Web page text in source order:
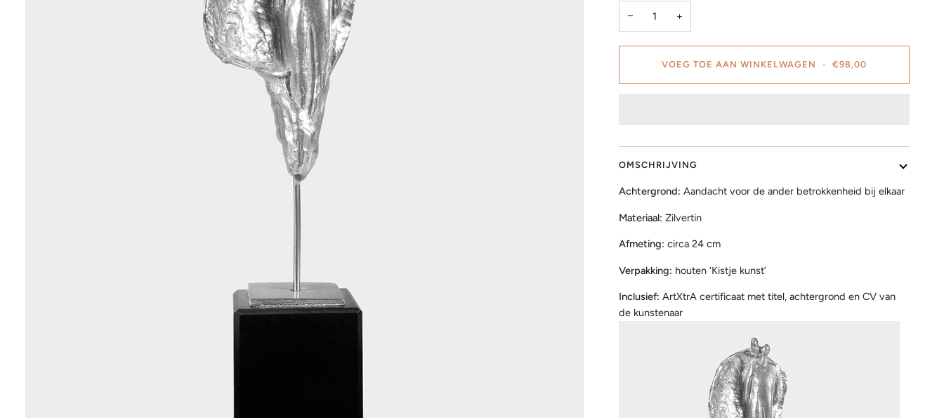
− +
VOEG TOE AAN WINKELWAGEN • €98,00
OMSCHRIJVING
Achtergrond: Aandacht voor de ander betrokkenheid bij elkaar
Materiaal: Zilvertin
Afmeting: circa 24 cm
Verpakking: houten ‘Kistje kunst’
Inclusief: ArtXtrA certificaat met titel, achtergrond en CV van
de kunstenaar